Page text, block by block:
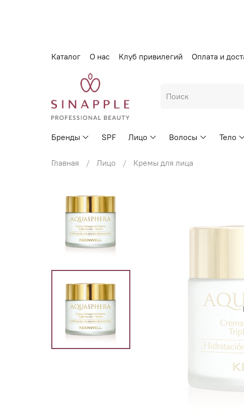
Каталог О нас Клуб привилегий Оплата и
Бренды SPF Лицо Волосы Тело
Главная Лицо Кремы для лица